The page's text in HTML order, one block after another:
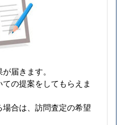
届きます。
の提案をしてもらえま
合は、訪問査定の希望